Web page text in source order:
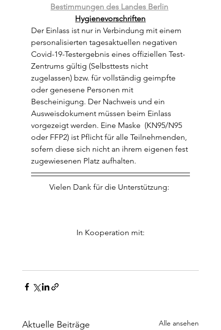
Bestimmungen des Landes Berlin
Hygienevorschriften
Der Einlass ist nur in Verbindung mit einem
personalisierten tagesaktuellen negativen
Covid-19-Testergebnis eines offiziellen Test-
Zentrums gültig (Selbsttests nicht
zugelassen) bzw. für vollständig geimpfte
oder genesene Personen mit
Bescheinigung. Der Nachweis und ein
Ausweisdokument müssen beim Einlass
vorgezeigt werden. Eine Maske  (KN95/N95
oder FFP2) ist Pflicht für alle Teilnehmenden,
sofern diese sich nicht an ihrem eigenen fest
zugewiesenen Platz aufhalten.
Vielen Dank für die Unterstützung:
In Kooperation mit:
Aktuelle Beiträge Alle ansehen